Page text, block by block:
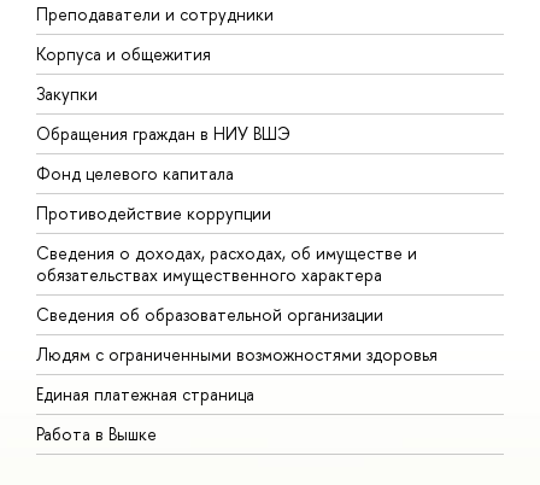
Преподаватели и сотрудники
Корпуса и общежития
Закупки
Обращения граждан в НИУ ВШЭ
Фонд целевого капитала
Противодействие коррупции
Сведения о доходах, расходах, об имуществе и
обязательствах имущественного характера
Сведения об образовательной организации
Людям с ограниченными возможностями здоровья
Единая платежная страница
Работа в Вышке